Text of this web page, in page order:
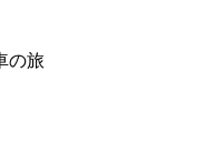
の旅